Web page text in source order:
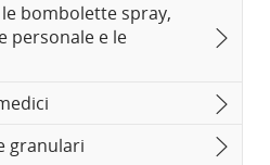
bombolette spray,
personale e le
granulari